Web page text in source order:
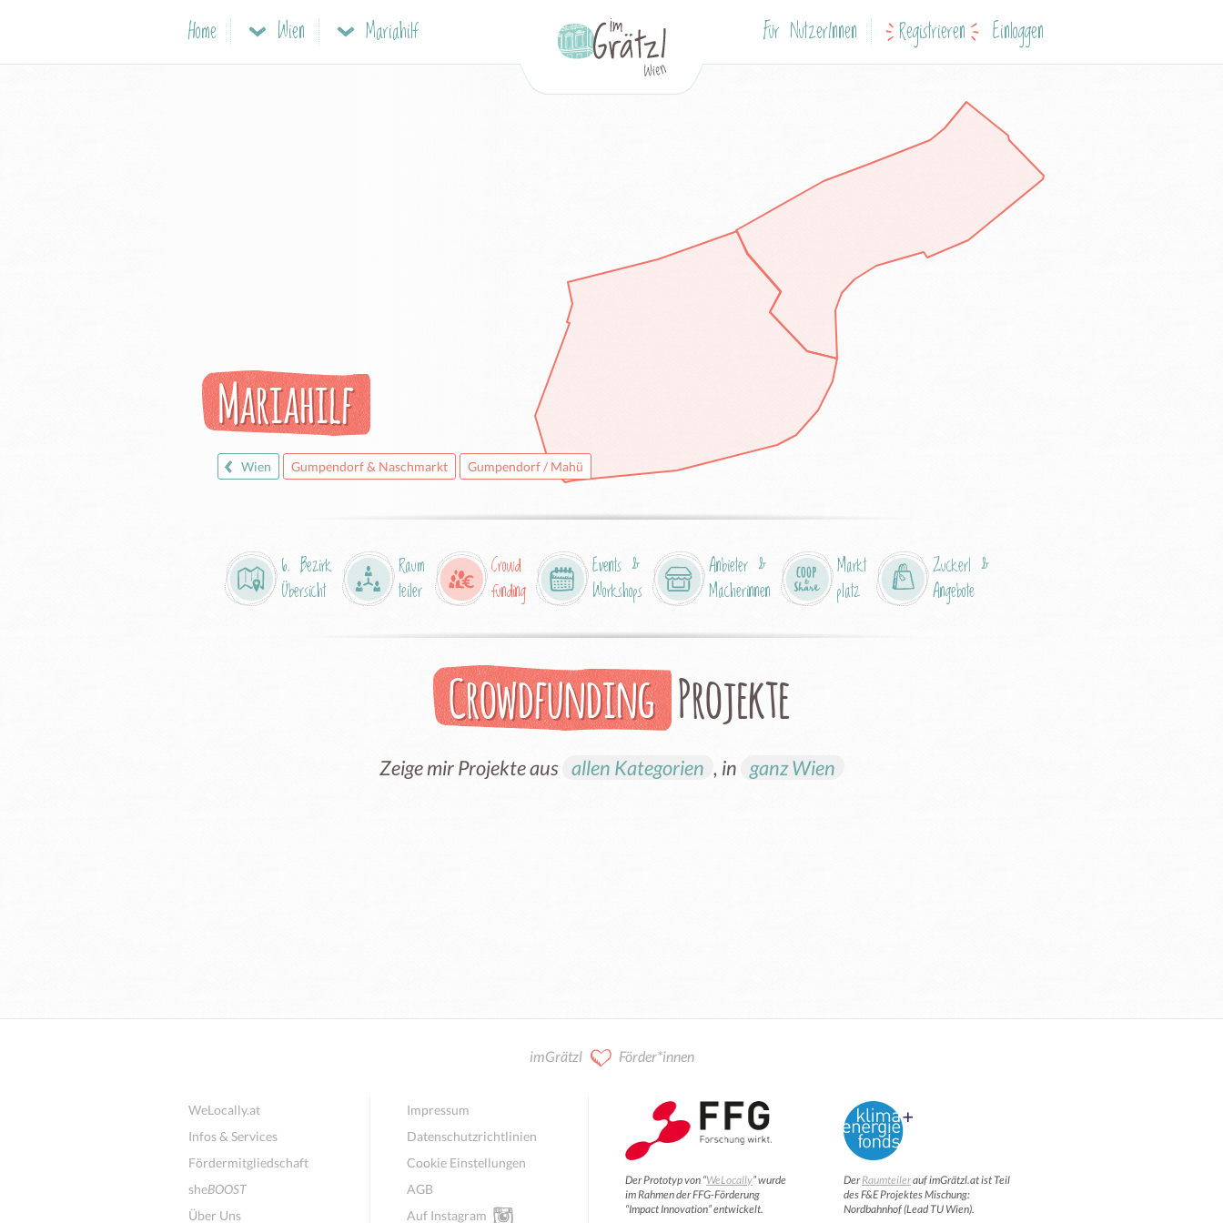
Home Wien Mariahilf Für NutzerInnen Registrieren Einloggen
Mariahilf
Wien Gumpendorf & Naschmarkt Gumpendorf / Mahü
6. Bezirk
Übersicht
Raum
teiler
Crowd
funding
Events &
Workshops
Anbieter &
Macherinnen
Markt
platz
Zuckerl &
Angebote
Crowdfunding Projekte
Zeige mir Projekte aus allen Kategorien , in ganz Wien
imGrätzl Förder*innen
WeLocally.at
Infos & Services
Fördermitgliedschaft
sheBOOST
Über Uns
Impressum
Datenschutzrichtlinien
Cookie Einstellungen
AGB
Auf Instagram
Der Prototyp von “WeLocally” wurde
im Rahmen der FFG-Förderung
“Impact Innovation” entwickelt.
DerRaumteilerauf imGrätzl.at ist Teil
des F&E Projektes Mischung:
Nordbahnhof (Lead TU Wien).